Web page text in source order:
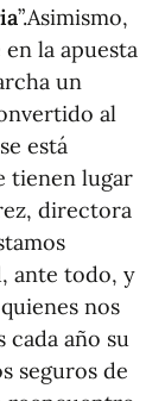
”.Asimismo,
la apuesta
un
al
está
tienen lugar
directora
ante todo, y
nos
cada año su
seguros de